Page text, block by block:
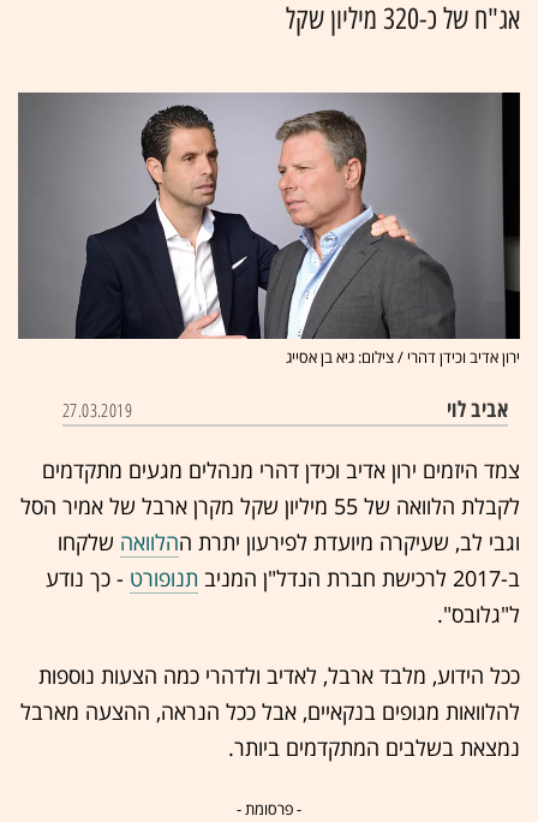
אג"ח של כ-320 מיליון שקל
ירון אדיב וכידן דהרי / צילום: גיא בן אסייג
אביב לוי 27.03.2019
צמד היזמים ירון אדיב וכידן דהרי מנהלים מגעים מתקדמים
לקבלת הלוואה של 55 מיליון שקל מקרן ארבל של אמיר הסל
וגבי לב, שעיקרה מיועדת לפירעון יתרת ההלוואה שלקחו
ב-2017 לרכישת חברת הנדל"ן המניב
תנופורט - כך נודע
ל"גלובס".
ככל הידוע, מלבד ארבל, לאדיב ולדהרי כמה הצעות נוספות
להלוואות מגופים בנקאיים, אבל ככל הנראה, ההצעה מארבל
נמצאת בשלבים המתקדמים ביותר.
- פרסומת -